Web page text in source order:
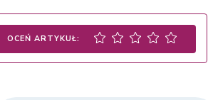
OCEŃ ARTYKUŁ: